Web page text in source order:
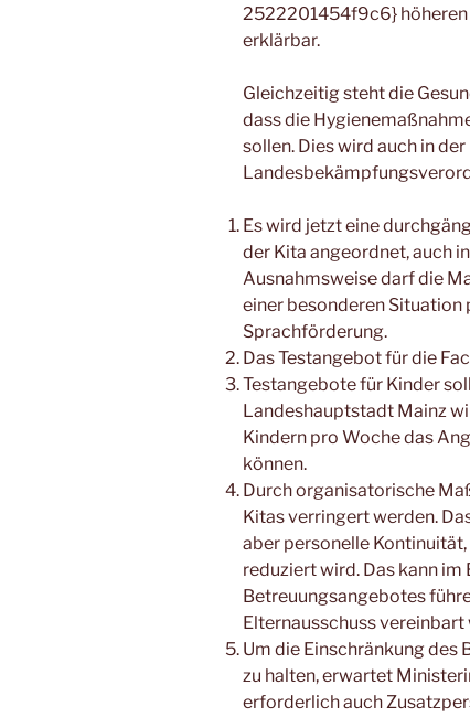
2522201454f9c6}
erklärbar.
Gleichzeitig steht die
dass die
sollen. Dies wird auch in der
Es wird jetzt eine
der Kita angeordnet, auch
Ausnahmsweise darf die
einer besonderen Situation
Sprachförderung.
Das Testangebot für die
Testangebote für Kinder
Landeshauptstadt Mainz
Kindern pro Woche das
können.
Durch organisatorische
Kitas verringert werden.
aber personelle
reduziert wird. Das kann im
Betreuungsangebotes
Elternausschuss vereinbart
Um die Einschränkung
zu halten, erwartet
erforderlich auch